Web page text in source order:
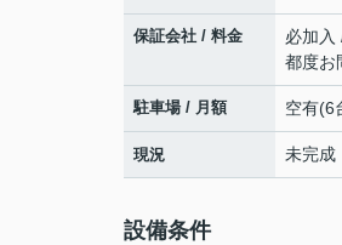
保証会社 / 料金
必加入
都度お
駐車場 / 月額 空有(6
現況 未完成
設備条件